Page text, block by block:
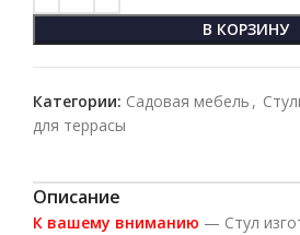
В КОРЗИНУ
Категории: Садовая мебель ,
для террасы
Описание
К вашему вниманию — Стул